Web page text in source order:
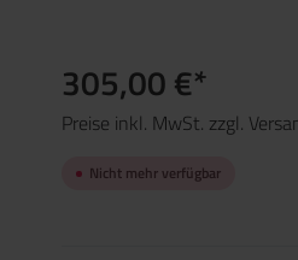
305,00 €*
Preise inkl. MwSt. zzgl.
Nicht mehr verfügbar